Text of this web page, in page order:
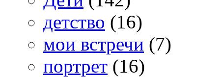
детство (16)
мои встречи (7)
портрет (16)